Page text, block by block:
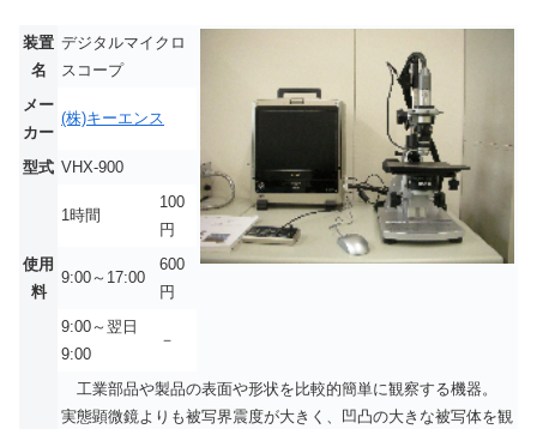
装置
名
デジタルマイクロ
スコープ
メー
カー
(株)キーエンス
型式 VHX-900
使用
料
1時間
100
円
9:00～17:00
600
円
9:00～翌日
9:00
－
工業部品や製品の表面や形状を比較的簡単に観察する機器。
実態顕微鏡よりも被写界震度が大きく、凹凸の大きな被写体を観